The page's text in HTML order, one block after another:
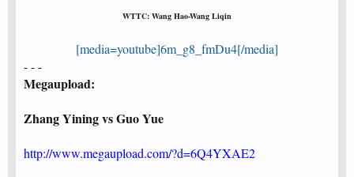
WTTC: Wang Hao-Wang Liqin
[media=youtube]6m_g8_fmDu4[/media]
- - -
Megaupload:
Zhang Yining vs Guo Yue
http://www.megaupload.com/?d=6Q4YXAE2